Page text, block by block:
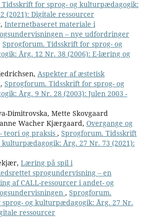
for sprog- og kulturpædagogik:
(2021): Digitale ressourcer
Internetbaseret materiale i
– nye udfordringer
Sprogforum. Tidsskrift for sprog- og
Årg. 12 Nr. 38 (2006): E-læring og
Aspekter af æstetisk
, Sprogforum. Tidsskrift for sprog- og
Årg. 9 Nr. 28 (2003): Julen 2003 -
Dimitrovska, Mette Skovgaard
Wacher Kjærgaard, Overgange og
teori og praksis , Sprogforum. Tidsskrift
kulturpædagogik: Årg. 27 Nr. 73 (2021):
Læring på spil i
sprogundervisning – en
af CALL-ressourcer i andet- og
, Sprogforum.
og kulturpædagogik: Årg. 27 Nr.
ressourcer